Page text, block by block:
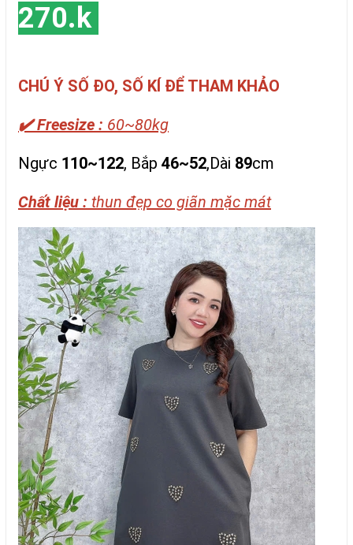
270.k
CHÚ Ý SỐ ĐO, SỐ KÍ ĐỂ THAM KHẢO
✔️ Freesize : 60~80kg
Ngực 110~122, Bắp 46~52,Dài 89cm
Chất liệu : thun đẹp co giãn mặc mát